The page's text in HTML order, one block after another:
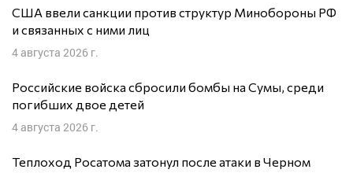
США ввели санкции против структур Минобороны РФ
и связанных с ними лиц
4 августа 2026 г.
Российские войска сбросили бомбы на Сумы, среди
погибших двое детей
4 августа 2026 г.
Теплоход Росатома затонул после атаки в Черном